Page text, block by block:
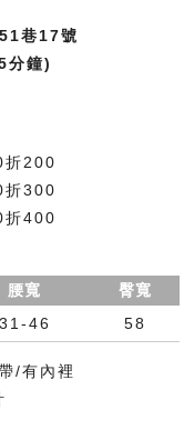
巷17號
分鐘)
折200
折300
折400
腰寬
臀寬
31-46 58
/有內裡